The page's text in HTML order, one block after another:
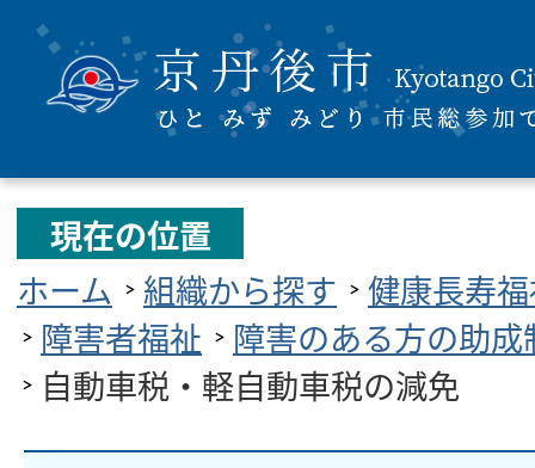
現在の位置
ホーム
組織から探す
健康長寿
障害者福祉
障害のある方の助
自動車税・軽自動車税の減免